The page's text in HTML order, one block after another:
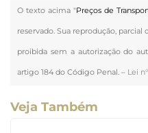
O texto acima "Preços de
reservado. Sua reprodução,
proibida sem a autorização do
artigo 184 do Código Penal. – Lei
Veja Também